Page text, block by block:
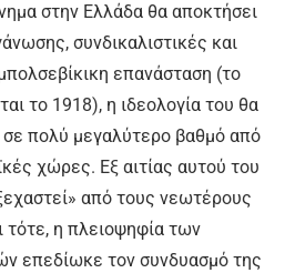
στην Ελλάδα θα αποκτήσει
συνδικαλιστικές και
επανάσταση (το
το 1918), η ιδεολογία του θα
σε πολύ μεγαλύτερο βαθμό από
χώρες. Εξ αιτίας αυτού του
από τους νεωτέρους
τότε, η πλειοψηφία των
επεδίωκε τον συνδυασμό της